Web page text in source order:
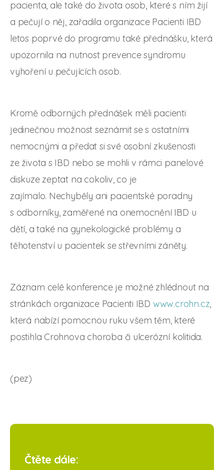
Čtěte dále:
pacienta, ale také do života osob, které s ním žijí
a pečují o něj, zařadila organizace Pacienti IBD
letos poprvé do programu také přednášku, která
upozornila na nutnost prevence syndromu
vyhoření u pečujících osob.
Kromě odborných přednášek měli pacienti
jedinečnou možnost seznámit se s ostatními
nemocnými a předat si své osobní zkušenosti
ze života s IBD nebo se mohli v rámci panelové
diskuze zeptat na cokoliv, co je
zajímalo. Nechyběly ani pacientské poradny
s odborníky, zaměřené na onemocnění IBD u
dětí, a také na gynekologické problémy a
těhotenství u pacientek se střevními záněty.
Záznam celé konference je možné zhlédnout na
stránkách organizace Pacienti IBD www.crohn.cz,
která nabízí pomocnou ruku všem těm, které
postihla Crohnova choroba či ulcerózní kolitida.
(pez)